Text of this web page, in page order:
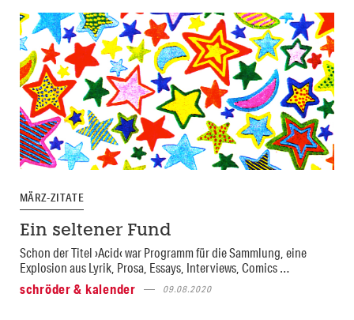
MÄRZ-ZITATE
Ein seltener Fund
Schon der Titel ›Acid‹ war Programm für die Sammlung, eine
Explosion aus Lyrik, Prosa, Essays, Interviews, Comics …
schröder & kalender
09.08.2020